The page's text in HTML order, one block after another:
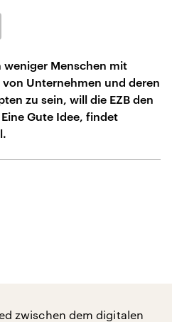
weniger Menschen mit
Unternehmen und deren
zu sein, will die EZB den
Gute Idee, findet
zwischen dem digitalen